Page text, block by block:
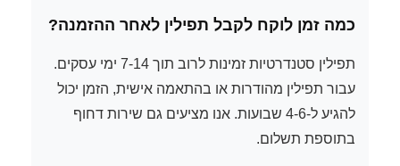
כמה זמן לוקח לקבל תפילין לאחר ההזמנה?
תפילין סטנדרטיות זמינות לרוב תוך 7-14 ימי עסקים.
עבור תפילין מהודרות או בהתאמה אישית, הזמן יכול
להגיע ל-4-6 שבועות. אנו מציעים גם שירות דחוף
בתוספת תשלום.